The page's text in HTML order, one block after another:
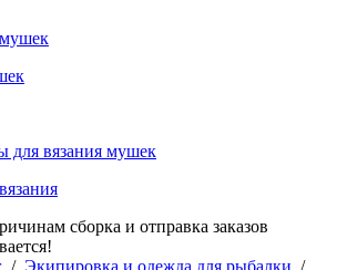
для вязания мушек
сборка и отправка заказов
/ Экипировка и одежда для рыбалки /